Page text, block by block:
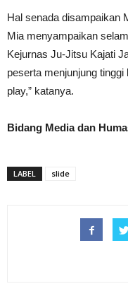
Hal senada disampaikan
Mia menyampaikan
Kejurnas Ju-Jitsu Kajati
peserta menjunjung
play,” katanya.
Bidang Media dan
LABEL slide